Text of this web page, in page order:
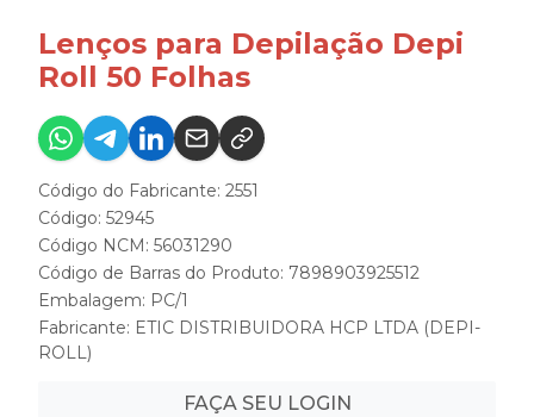
Lenços para Depilação Depi
Roll 50 Folhas
Código do Fabricante: 2551
Código: 52945
Código NCM: 56031290
Código de Barras do Produto: 7898903925512
Embalagem: PC/1
Fabricante: ETIC DISTRIBUIDORA HCP LTDA (DEPI-
ROLL)
FAÇA SEU LOGIN